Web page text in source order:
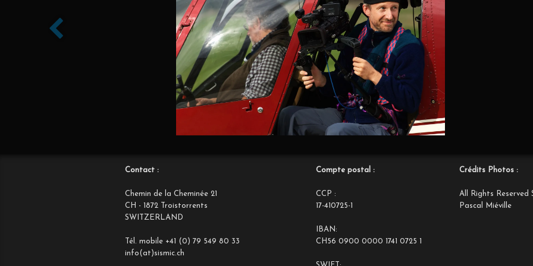
Contact :
Chemin de la Cheminée 21
CH - 1872 Troistorrents
SWITZERLAND
Tél. mobile +41 (0) 79 549 80 33
info(at)sismic.ch
Compte postal :
CCP :
17-410725-1
IBAN:
CH56 0900 0000 1741 0725 1
Crédits Photos :
All Rights Reserved
Pascal Miéville